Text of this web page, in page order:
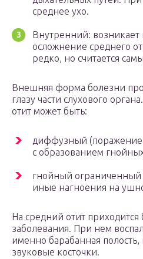
среднее ухо.
Внутренний: возникает
осложнение среднего
редко, но считается
Внешняя форма болезни
глазу части слухового
отит может быть:
диффузный
с образованием
гнойный
иные нагноения на
На средний отит приходится
заболевания. При нем
именно барабанная
звуковые косточки.